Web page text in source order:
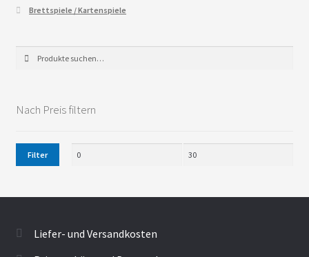
Brettspiele / Kartenspiele
nach:
Nach Preis filtern
Filter
Liefer- und Versandkosten